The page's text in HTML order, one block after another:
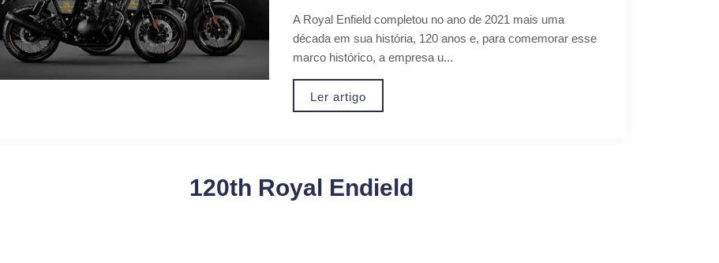
A Royal Enfield completou no ano de 2021 mais uma
década em sua história, 120 anos e, para comemorar esse
marco histórico, a empresa u...
Ler artigo
120th Royal Endield